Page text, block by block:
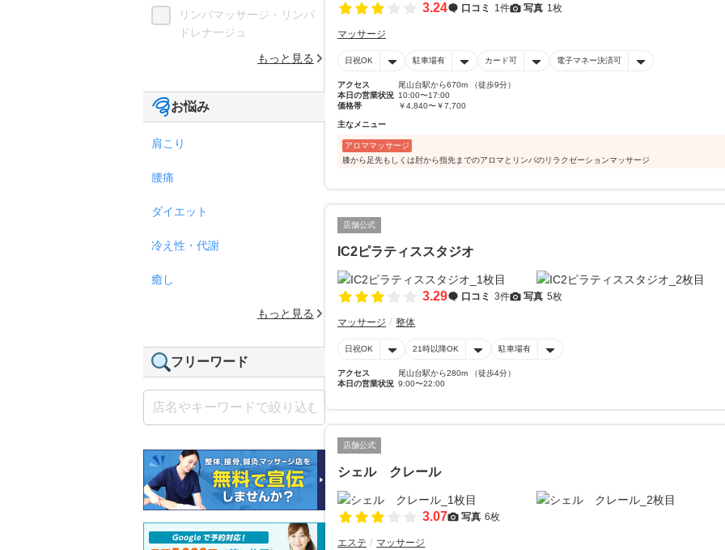
3.24 口コミ 1件 写真 1枚
マッサージ
日祝OK 駐車場有 カード可 電子マネー決済可
アクセス
尾山台駅から670m （徒歩9分）
本日の営業状況 10:00〜17:00
価格帯
￥4,840〜￥7,700
主なメニュー
アロママッサージ
膝から足先もしくは肘から指先までのアロマとリンパのリラクゼーションマッサージ
店舗公式
IC2ピラティススタジオ
3.29 口コミ 3件 写真 5枚
マッサージ 整体
日祝OK 21時以降OK 駐車場有
アクセス
尾山台駅から280m （徒歩4分）
本日の営業状況 9:00〜22:00
店舗公式
シェル クレール
3.07 写真 6枚
エステ マッサージ
リンパマッサージ・リンパ
ドレナージュ
もっと見る
お悩み
肩こり
腰痛
ダイエット
冷え性・代謝
癒し
もっと見る
フリーワード